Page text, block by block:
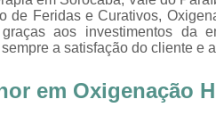
de Feridas e Curativos,
aos investimentos da
a satisfação do cliente e
em Oxigenação